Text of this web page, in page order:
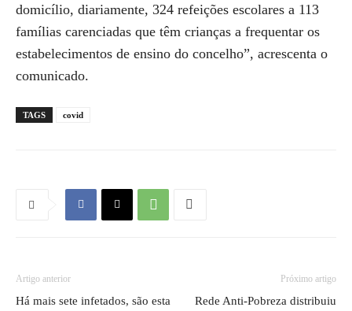
domicílio, diariamente, 324 refeições escolares a 113
famílias carenciadas que têm crianças a frequentar os
estabelecimentos de ensino do concelho”, acrescenta o
comunicado.
TAGS covid
Artigo anterior
Há mais sete infetados, são esta
Próximo artigo
Rede Anti-Pobreza distribuiu